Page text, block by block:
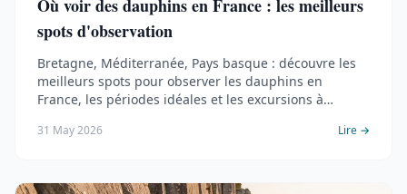
Où voir des dauphins en France : les meilleurs
spots d'observation
Bretagne, Méditerranée, Pays basque : découvre les
meilleurs spots pour observer les dauphins en
France, les périodes idéales et les excursions à
31 May 2026 Lire →